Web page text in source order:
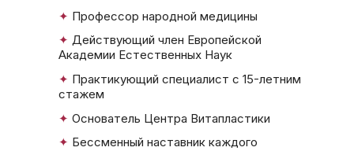
✦ Профессор народной медицины
✦ Действующий член Европейской
Академии Естественных Наук
✦ Практикующий специалист с 15-летним
стажем
✦ Основатель Центра Витапластики
✦ Бессменный наставник каждого